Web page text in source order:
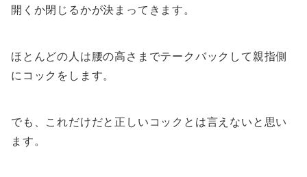
開くか閉じるかが決まってきます。
ほとんどの人は腰の高さまでテークバックして親指側
にコックをします。
でも、これだけだと正しいコックとは言えないと思い
ます。